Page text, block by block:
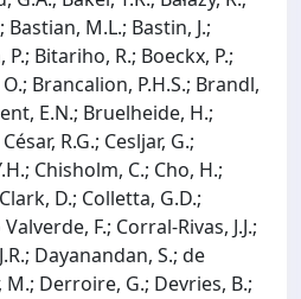
Bastian, M.L.; Bastin, J.;
Bitariho, R.; Boeckx, P.;
Brancalion, P.H.S.; Brandl,
E.N.; Bruelheide, H.;
R.G.; Cesljar, G.;
Chisholm, C.; Cho, H.;
D.; Colletta, G.D.;
F.; Corral-Rivas, J.J.;
Dayanandan, S.; de
M.; Derroire, G.; Devries, B.;